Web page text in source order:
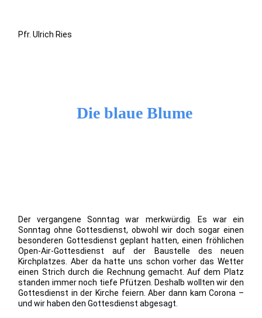
Pfr. Ulrich Ries
Die blaue Blume
Der vergangene Sonntag war merkwürdig. Es war ein
Sonntag ohne Gottesdienst, obwohl wir doch sogar einen
besonderen Gottesdienst geplant hatten, einen fröhlichen
Open-Air-Gottesdienst auf der Baustelle des neuen
Kirchplatzes. Aber da hatte uns schon vorher das Wetter
einen Strich durch die Rechnung gemacht. Auf dem Platz
standen immer noch tiefe Pfützen. Deshalb wollten wir den
Gottesdienst in der Kirche feiern. Aber dann kam Corona –
und wir haben den Gottesdienst abgesagt.